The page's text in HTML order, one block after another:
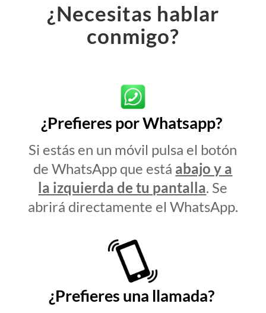
¿Necesitas hablar
conmigo?
¿Prefieres por Whatsapp?
Si estás en un móvil pulsa el botón
de WhatsApp que está abajo y a
la izquierda de tu pantalla. Se
abrirá directamente el WhatsApp.
¿Prefieres una llamada?